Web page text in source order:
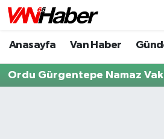
Anasayfa Van Haber
Ordu Gürgentepe Namaz
Nöbetçi Eczaneler
Hava Durumu